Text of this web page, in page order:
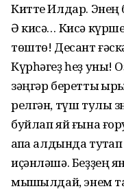
Китте Илдар. Энең
Ә кисә… Кисә
төштө! Десант
Күрһәгеҙ һеҙ уны!
зәңгәр беретты
релгән, түш тулы
буйлап яй ғына
ҡапҡа алдында
иҫән­ләшә. Беҙҙең
мышҡылдай, энем